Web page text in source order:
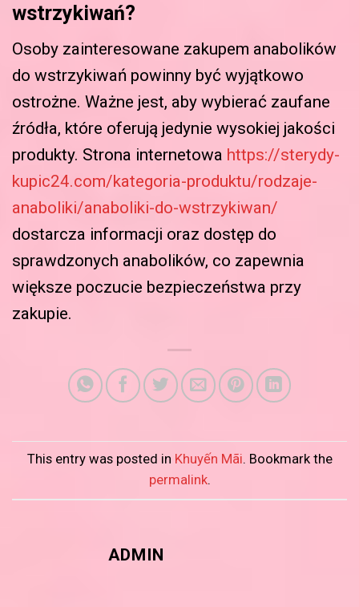
wstrzykiwań?
Osoby zainteresowane zakupem anabolików
do wstrzykiwań powinny być wyjątkowo
ostrożne. Ważne jest, aby wybierać zaufane
źródła, które oferują jedynie wysokiej jakości
produkty. Strona internetowa https://sterydy-
kupic24.com/kategoria-produktu/rodzaje-
anaboliki/anaboliki-do-wstrzykiwan/
dostarcza informacji oraz dostęp do
sprawdzonych anabolików, co zapewnia
większe poczucie bezpieczeństwa przy
zakupie.
This entry was posted in Khuyến Mãi. Bookmark the
permalink.
ADMIN